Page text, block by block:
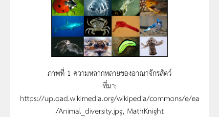
ภาพที่ 1 ความหลากหลายของอาณาจักรสัตว์
ที่มา:
https://upload.wikimedia.org/wikipedia/commons/e/ea
/Animal_diversity.jpg, MathKnight